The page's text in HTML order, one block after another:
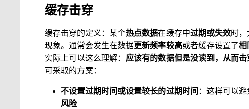
缓存击穿
缓存击穿的定义：某个热点数据在缓存中过期或失效时
现象。通常会发生在数据更新频率较高或者缓存设置了相
实际上可以这么理解： 应该有的数据但是没读到，从而
可采取的方案：
不设置过期时间或设置较长的过期时间 ：这样可以
风险